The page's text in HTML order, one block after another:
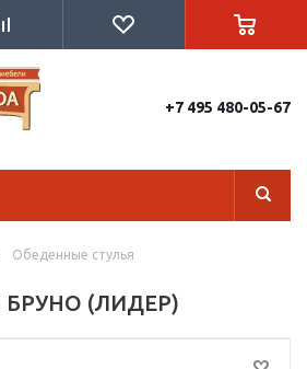
+7 495 480-05-67
Обеденные стулья
БРУНО (ЛИДЕР)